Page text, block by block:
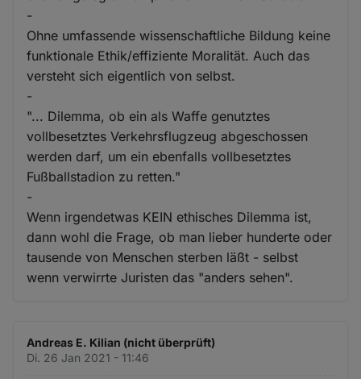
-
Ohne umfassende wissenschaftliche Bildung keine
funktionale Ethik/effiziente Moralität. Auch das
versteht sich eigentlich von selbst.
-
"... Dilemma, ob ein als Waffe genutztes
vollbesetztes Verkehrsflugzeug abgeschossen
werden darf, um ein ebenfalls vollbesetztes
Fußballstadion zu retten."
-
Wenn irgendetwas KEIN ethisches Dilemma ist,
dann wohl die Frage, ob man lieber hunderte oder
tausende von Menschen sterben läßt - selbst
wenn verwirrte Juristen das "anders sehen".
Andreas E. Kilian (nicht überprüft)
Di. 26 Jan 2021 - 11:46